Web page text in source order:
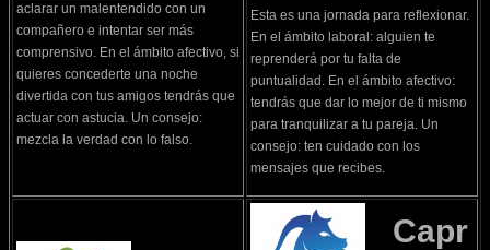
aclarar un malentendido con un
compañero e intentar ser más
comprensivo. En el ámbito afectivo, si
quieres concederte una noche
divertida con tus amigos tendrás que
actuar con astucia. Un consejo:
mezcla la verdad con lo falso.
Esta es una jornada para reflexionar.
En el ámbito laboral: alguien te
reprenderá por tu falta de
puntualidad. En el ámbito afectivo:
tendrás que dar lo mejor de ti mismo
para tranquilizar a tu pareja. Un
consejo: ten cuidado con los
mensajes que recibes.
Capr